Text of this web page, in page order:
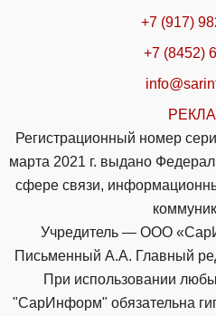
+7 (917)
+7 (8452)
Регистрационный номер
марта 2021 г. выдано
сфере связи,
Учредитель — ООО
Письменный А.А. Главный
При использовании
"СарИнформ" обязательна